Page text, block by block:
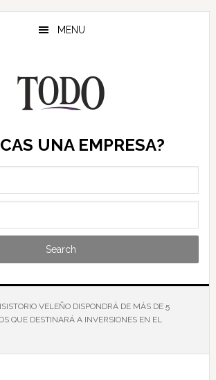
MENU
UNA EMPRESA?
Search
VELEÑO DISPONDRÁ DE MÁS DE 5
QUE DESTINARÁ A INVERSIONES EN EL